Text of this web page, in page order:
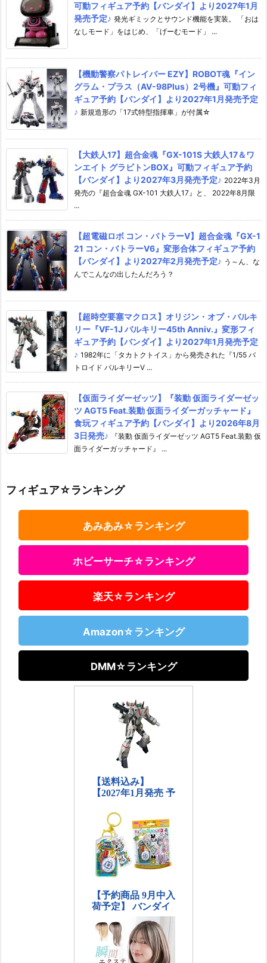
可動フィギュア予約【バンダイ】より2027年1月
発売予定♪ 発光ギミックとサウンド機能を実装。 「おは
なしモード」をはじめ、「げーむモード」 ...
【機動警察パトレイバー EZY】ROBOT魂『イン
グラム・プラス（AV-98Plus）2号機』可動フィ
ギュア予約【バンダイ】より2027年1月発売予定
♪ 新規造形の「17式特型指揮車」が付属☆
【大鉄人17】超合金魂『GX-101S 大鉄人17＆ワ
ンエイト グラビトンBOX』可動フィギュア予約
【バンダイ】より2027年3月発売予定♪ 2022年3月
発売の『超合金魂 GX-101 大鉄人17』と、 2022年8月限
...
【超電磁ロボ コン・バトラーV】超合金魂『GX-1
21 コン・バトラーV6』変形合体フィギュア予約
【バンダイ】より2027年2月発売予定♪ う～ん、な
んでこんなの出したんだろう？
【超時空要塞マクロス】オリジン・オブ・バルキ
リー『VF-1J バルキリー45th Anniv.』変形フィ
ギュア予約【バンダイ】より2027年1月発売予定
♪ 1982年に「タカトクトイス」から発売された『1/55 バ
トロイド バルキリーV ...
【仮面ライダーゼッツ】『装動 仮面ライダーゼッ
ツ AGT5 Feat.装動 仮面ライダーガッチャード』
食玩フィギュア予約【バンダイ】より2026年8月
3日発売♪
『装動 仮面ライダーゼッツ AGT5 Feat.装動 仮
面ライダーガッチャード』 ...
フィギュア☆ランキング
あみあみ☆ランキング
ホビーサーチ☆ランキング
楽天☆ランキング
Amazon☆ランキング
DMM☆ランキング